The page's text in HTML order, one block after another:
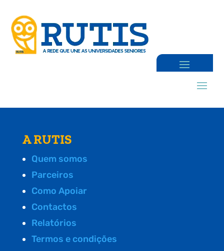
A RUTIS
Quem somos
Parceiros
Como Apoiar
Contactos
Relatórios
Termos e condições